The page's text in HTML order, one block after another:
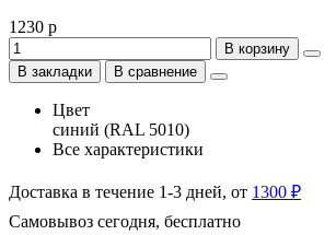
1230 р
В корзину
В закладки
В сравнение
Цвет
синий (RAL 5010)
Все характеристики
Доставка в течение 1-3 дней, от 1300 ₽
Самовывоз сегодня, бесплатно